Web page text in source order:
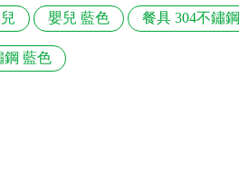
嬰兒 藍色 餐具 304不鏽鋼
鋼 藍色